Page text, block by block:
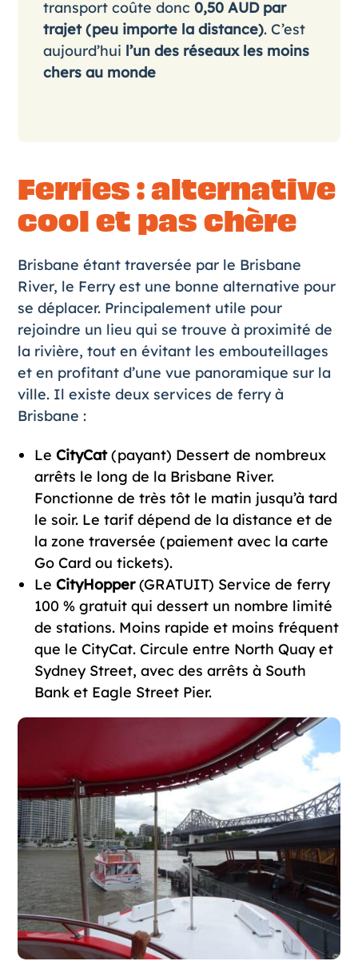
transport coûte donc 0,50 AUD par
trajet (peu importe la distance). C’est
aujourd’hui l’un des réseaux les moins
chers au monde
Ferries : alternative
cool et pas chère
Brisbane étant traversée par le Brisbane
River, le Ferry est une bonne alternative pour
se déplacer. Principalement utile pour
rejoindre un lieu qui se trouve à proximité de
la rivière, tout en évitant les embouteillages
et en profitant d’une vue panoramique sur la
ville. Il existe deux services de ferry à
Brisbane :
Le CityCat(payant) Dessert de nombreux
arrêts le long de la Brisbane River.
Fonctionne de très tôt le matin jusqu’à tard
le soir. Le tarif dépend de la distance et de
la zone traversée (paiement avec la carte
Go Card ou tickets).
Le CityHopper(GRATUIT) Service de ferry
100 % gratuit qui dessert un nombre limité
de stations. Moins rapide et moins fréquent
que le CityCat. Circule entre North Quay et
Sydney Street, avec des arrêts à South
Bank et Eagle Street Pier.